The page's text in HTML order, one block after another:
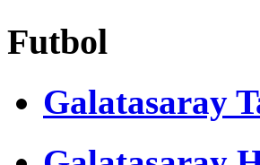
Futbol
Galatasaray